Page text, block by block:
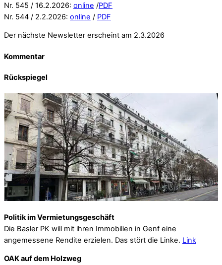
Nr. 545 / 16.2.2026: online /PDF
Nr. 544 / 2.2.2026: online / PDF
Der nächste Newsletter erscheint am 2.3.2026
Kommentar
Rückspiegel
Politik im Vermietungsgeschäft
Die Basler PK will mit ihren Immobilien in Genf eine
angemessene Rendite erzielen. Das stört die Linke. Link
OAK auf dem Holzweg